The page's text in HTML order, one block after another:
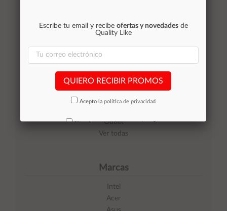
Categorías
Tablets
Outlet
Ver todas
Marcas
Intel
Acer
Escribe tu email y recibe ofertas y novedadesde
Quality Like
QUIERO RECIBIR PROMOS
Acepto la política de privacidad
No volver a mostrar mas este aviso